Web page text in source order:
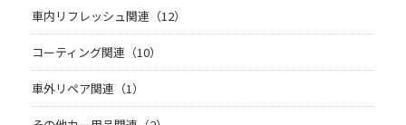
車内リフレッシュ関連（12）
コーティング関連（10）
車外リペア関連（1）